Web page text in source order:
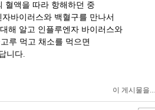
액을 따라 항해하던 중
바이러스와 백혈구를 만나서
해 알고 인플루엔자 바이러스와
루 먹고 채소를 먹으면
니다.
이 게시물을...